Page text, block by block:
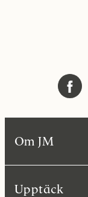
Om JM
Upptäck